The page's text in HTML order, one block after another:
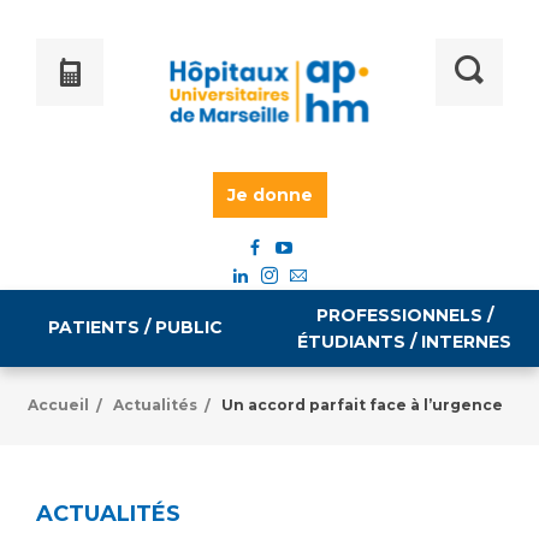
Je donne
PATIENTS / PUBLIC
Accès à votre dossier médical
PROFESSIONNELS /
ÉTUDIANTS / INTERNES
Accueil / Actualités / Un accord parfait face à l’urgence
ACTUALITÉS